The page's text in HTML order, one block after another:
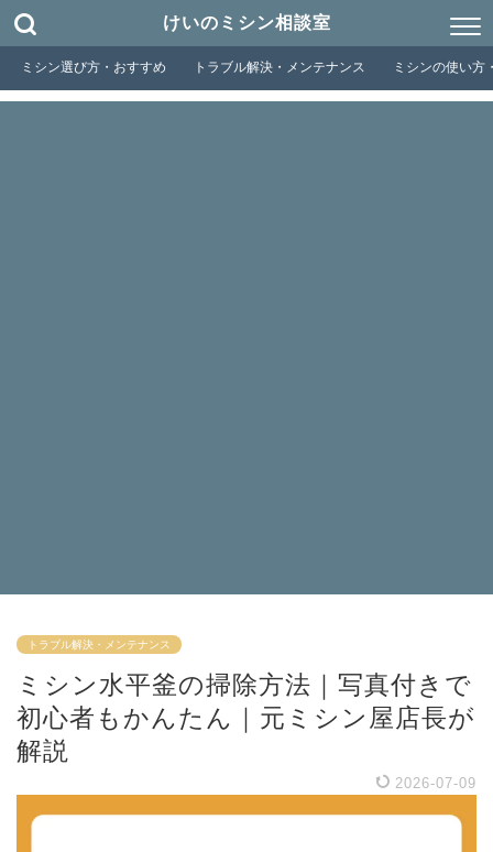
けいのミシン相談室
ミシン選び方・おすすめ トラブル解決・メンテナンス ミシンの使い方
トラブル解決・メンテナンス
ミシン水平釜の掃除方法｜写真付きで
初心者もかんたん｜元ミシン屋店長が
解説
2026-07-09